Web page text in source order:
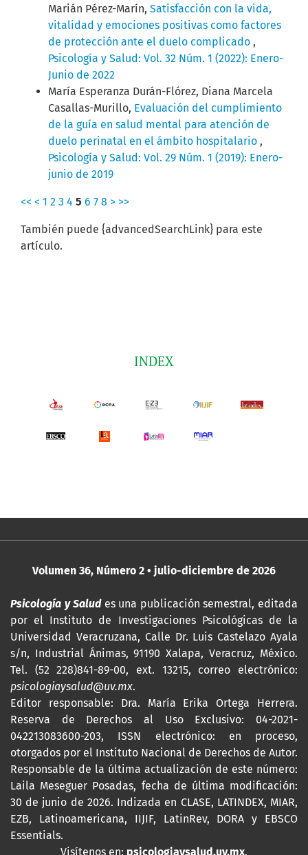
Marián Pérez-Marín, Satisfacción con la vida,
vitalidad y emociones positivas como factores
de protección ante el duelo complicado ,
Psicología y Salud: Vol. 32 Núm. 1 (2022): Enero-
Junio de 2022
María Esperanza Durán-Flórez, Diana Marcela
Casallas-Murillo, Evaluación del cumplimiento
de la guía en salud mental para atención de
duelo perinatal en el ámbito hospitalario ,
Psicología y Salud: Vol. 29 Núm. 1 (2019): Enero-
junio de 2019
<< < 1 2 3 4 5 6 7 8 > >>
También puede {advancedSearchLink} para este
artículo.
INDEX
Volumen 36, Número 2 • julio-diciembre de 2026
Psicología y Salud es una publicación semestral, editada
por el Instituto de Investigaciones Psicológicas de la
Universidad Veracruzana, Calle Dr. Luis Castelazo Ayala
s/n, Industrial Ánimas, 91190 Xalapa, Veracruz, México.
Tel. (52 228)841-89-00, ext. 13215, correo electrónico:
psicologiaysalud@uv.mx.
Editor responsable: Dra. María Erika Ortega Herrera.
Reserva de Derechos al Uso Exclusivo: 04-2021-
042213083600-203, ISSN electrónico: en proceso,
otorgados por el Instituto Nacional de Derechos de Autor.
Responsable de la última actualización de este número:
Laila Meseguer Posadas, fecha de última modificación:
30 de junio de 2026. Indizada en CLASE, LATINDEX, MIAR,
EZB, Latinoamericana, IIJIF, LatinRev, DORA y EBSCO
Essentials.
Visítenos en: psicologiaysalud.uv.mx.